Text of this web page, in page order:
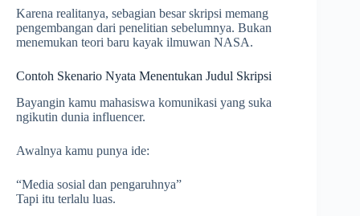
Karena realitanya, sebagian besar skripsi memang
pengembangan dari penelitian sebelumnya. Bukan
menemukan teori baru kayak ilmuwan NASA.
Contoh Skenario Nyata Menentukan Judul Skripsi
Bayangin kamu mahasiswa komunikasi yang suka
ngikutin dunia influencer.
Awalnya kamu punya ide:
“Media sosial dan pengaruhnya”
Tapi itu terlalu luas.